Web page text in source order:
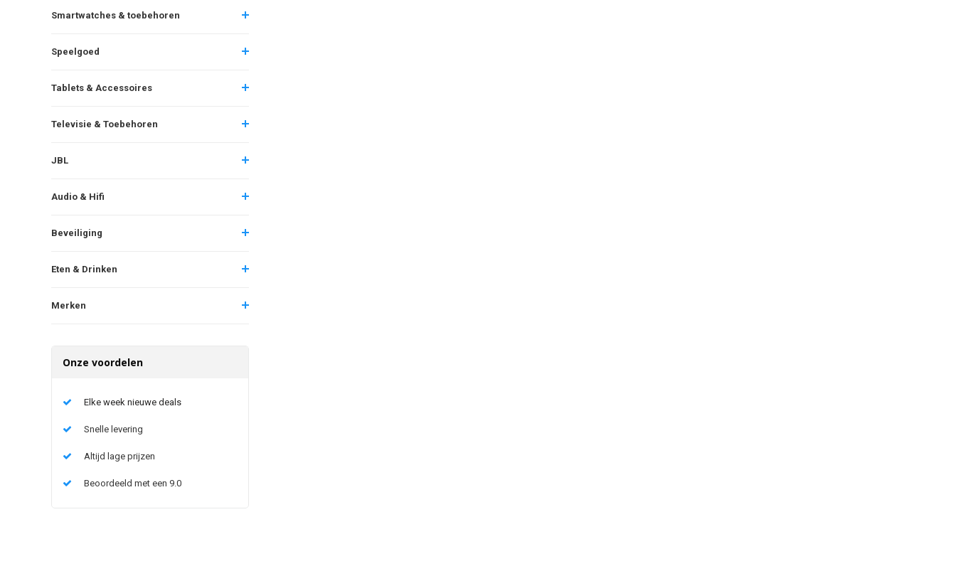
Smartwatches & toebehoren
Speelgoed
Tablets & Accessoires
Televisie & Toebehoren
JBL
Audio & Hifi
Beveiliging
Eten & Drinken
Merken
Onze voordelen
Elke week nieuwe deals
Snelle levering
Altijd lage prijzen
Beoordeeld met een 9.0